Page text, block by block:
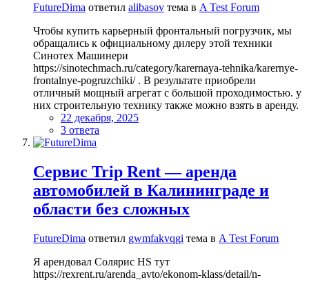
FutureDima ответил alibasov тема в A Test Forum
Чтобы купить карьерный фронтальный погрузчик, мы
обращались к официальному дилеру этой техники
Синотех Машинери
https://sinotechmach.ru/category/karernaya-tehnika/karernye-
frontalnye-pogruzchiki/ . В результате приобрели
отличный мощный агрегат с большой проходимостью. у
них строительную технику также можно взять в аренду.
22 декабря, 2025
3 ответа
Сервис Trip Rent — аренда
автомобилей в Калининграде и
области без сложных
FutureDima ответил gwmfakvqgi тема в A Test Forum
Я арендовал Солярис HS тут
https://rexrent.ru/arenda_avto/ekonom-klass/detail/n-